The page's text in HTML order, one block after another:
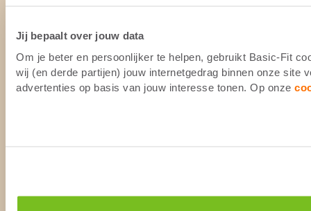
Jij bepaalt over jouw data
Om je beter en persoonlijker te helpen, gebruikt Basic-Fit
wij (en derde partijen) jouw internetgedrag binnen onze site
advertenties op basis van jouw interesse tonen. Op onze